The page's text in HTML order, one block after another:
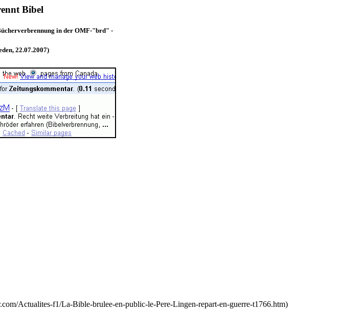
Bibel
in der OMF-"brd" -
22.07.2007)
Actualites-f1/La-Bible-brulee-en-public-le-Pere-Lingen-repart-en-guerre-t1766.htm)